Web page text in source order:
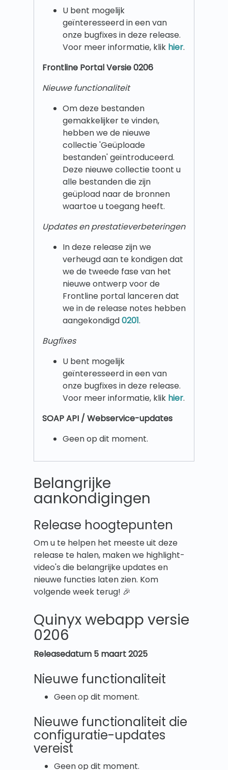
U bent mogelijk
geïnteresseerd in een van
onze bugfixes in deze release.
Voor meer informatie, klik hier.
Frontline Portal Versie 0206
Nieuwe functionaliteit
Om deze bestanden
gemakkelijker te vinden,
hebben we de nieuwe
collectie 'Geüploade
bestanden' geïntroduceerd.
Deze nieuwe collectie toont u
alle bestanden die zijn
geüpload naar de bronnen
waartoe u toegang heeft.
Updates en prestatieverbeteringen
In deze release zijn we
verheugd aan te kondigen dat
we de tweede fase van het
nieuwe ontwerp voor de
Frontline portal lanceren dat
we in de release notes hebben
aangekondigd0201.
Bugfixes
U bent mogelijk
geïnteresseerd in een van
onze bugfixes in deze release.
Voor meer informatie, klik hier.
SOAP API / Webservice-updates
Geen op dit moment.
Belangrijke
aankondigingen
Release hoogtepunten
Om u te helpen het meeste uit deze
release te halen, maken we highlight-
video's die belangrijke updates en
nieuwe functies laten zien. Kom
volgende week terug! 🎉
Quinyx webapp versie
0206
Releasedatum 5 maart 2025
Nieuwe functionaliteit
Geen op dit moment.
Nieuwe functionaliteit die
configuratie-updates
vereist
Geen op dit moment.